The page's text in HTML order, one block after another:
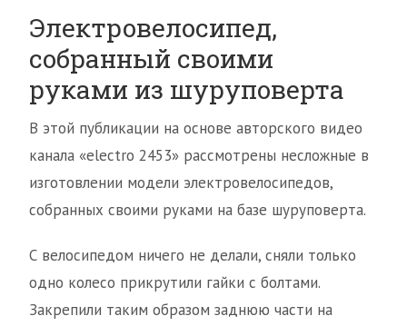
Электровелосипед,
собранный своими
руками из шуруповерта
В этой публикации на основе авторского видео
канала «electro 2453» рассмотрены несложные в
изготовлении модели электровелосипедов,
собранных своими руками на базе шуруповерта.
С велосипедом ничего не делали, сняли только
одно колесо прикрутили гайки с болтами.
Закрепили таким образом заднюю части на